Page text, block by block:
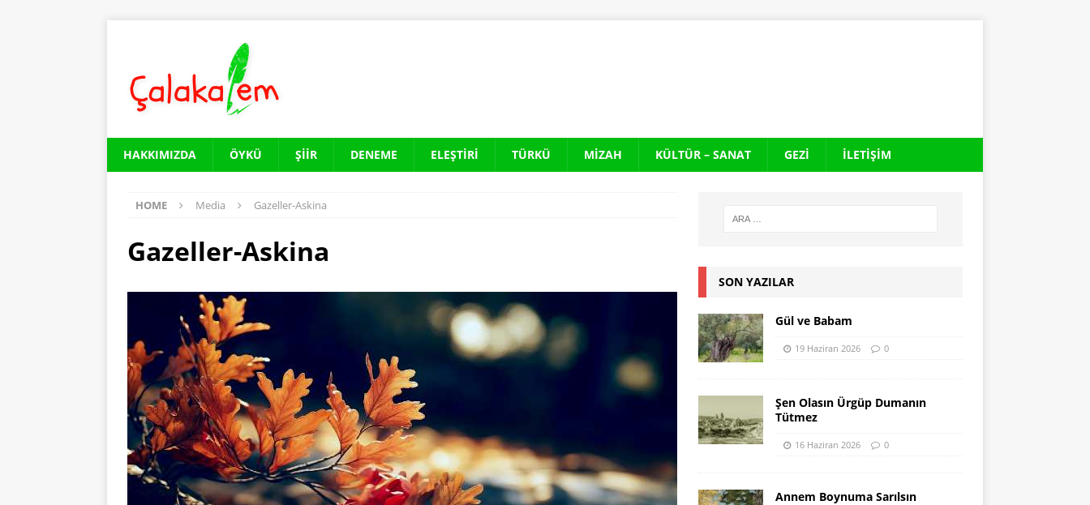
HAKKIMIZDA ÖYKÜ ŞIIR DENEME ELEŞTIRI TÜRKÜ MIZAH KÜLTÜR – SANAT GEZI İLETIŞIM
HOME Media Gazeller-Askina
Gazeller-Askina
SON YAZILAR
Gül ve Babam
19 Haziran 2026 0
Şen Olasın Ürgüp Dumanın
Tütmez
16 Haziran 2026 0
Annem Boynuma Sarılsın